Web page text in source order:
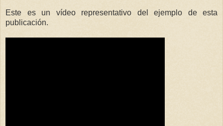
Este es un vídeo representativo del ejemplo de esta
publicación.